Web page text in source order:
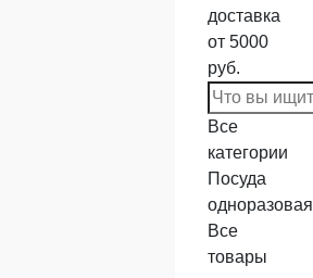
доставка
от 5000
руб.
Все
категории
Посуда
одноразовая
Все
товары